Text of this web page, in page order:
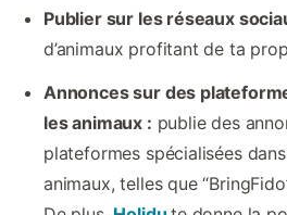
Publier sur les réseaux
d’animaux profitant de ta
Annonces sur des
les animaux : publie des
plateformes spécialisées
animaux, telles que